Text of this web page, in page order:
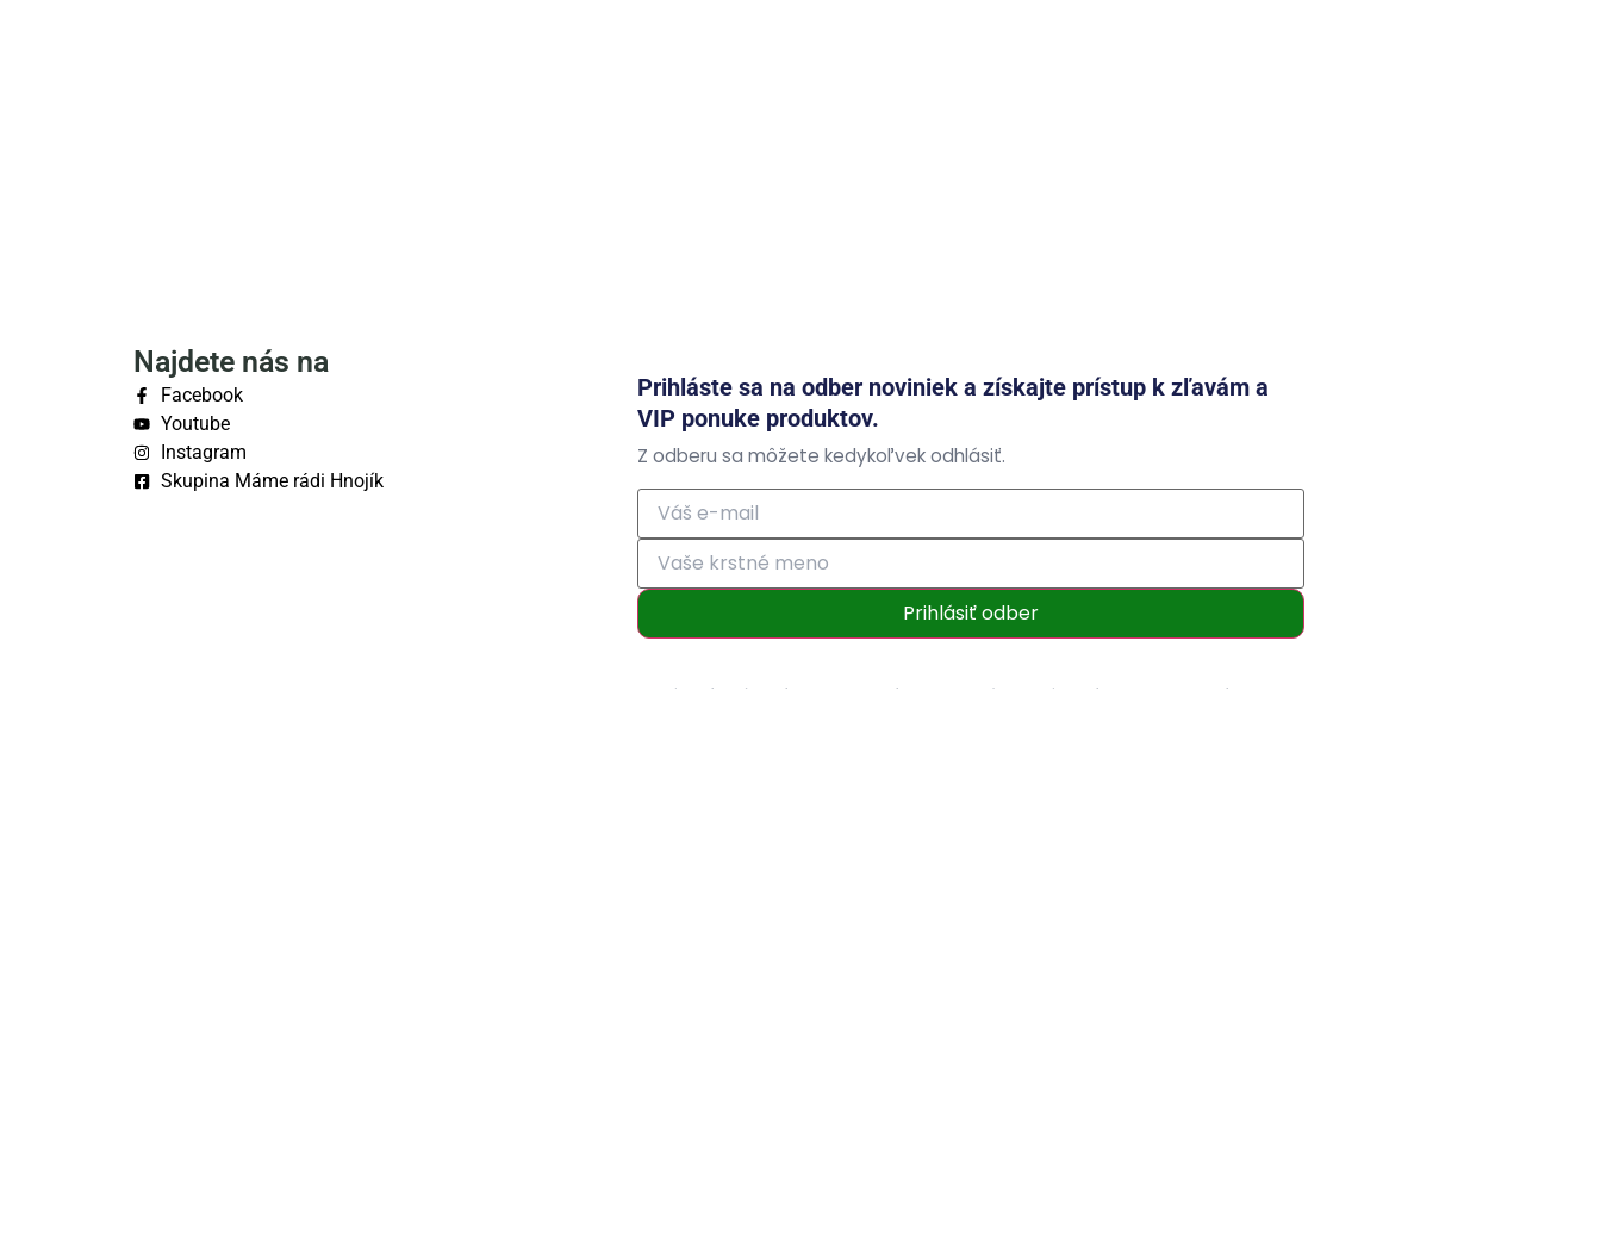
Najdete nás na
Facebook
Youtube
Instagram
Skupina Máme rádi Hnojík
Prihláste sa na odber noviniek a získajte prístup k zľavám a
VIP ponuke produktov.
Z odberu sa môžete kedykoľvek odhlásiť.
Prihlásiť odber
Prihlásením súhlasíte so zasielaním obchodných oznámení a so spracovaním